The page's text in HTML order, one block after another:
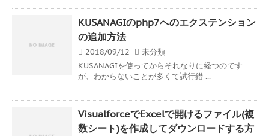
KUSANAGIのphp7へのエクステンション
の追加方法
2018/09/12
未分類
KUSANAGIを使ってからそれなりに経つのです
が、わからないことが多くて試行錯 ...
VisualforceでExcelで開けるファイル(複
数シート)を作成してダウンロードする方